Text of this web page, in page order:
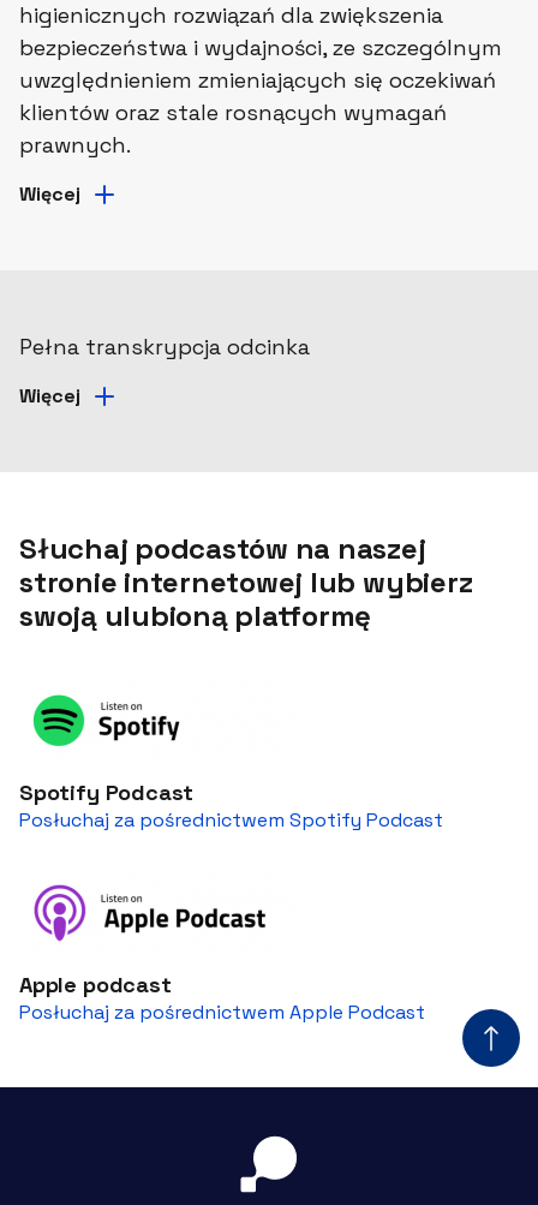
higienicznych rozwiązań dla zwiększenia
bezpieczeństwa i wydajności, ze szczególnym
uwzględnieniem zmieniających się oczekiwań
klientów oraz stale rosnących wymagań
prawnych.
Więcej
Pełna transkrypcja odcinka
Więcej
Słuchaj podcastów na naszej
stronie internetowej lub wybierz
swoją ulubioną platformę
Spotify Podcast
Posłuchaj za pośrednictwem Spotify Podcast
Apple podcast
Posłuchaj za pośrednictwem Apple Podcast